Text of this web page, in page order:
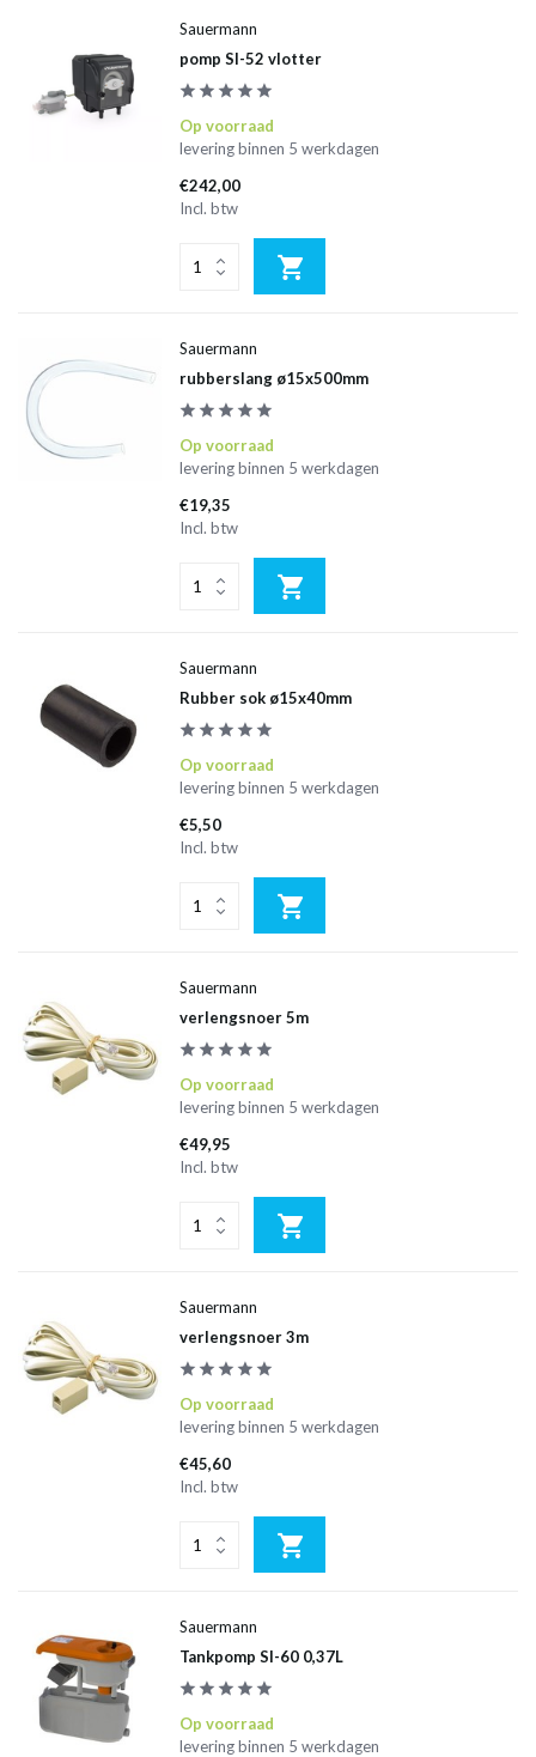
Sauermann
pomp SI-52 vlotter
Op voorraad
levering binnen 5 werkdagen
€242,00
Incl. btw
Sauermann
rubberslang ø15x500mm
Op voorraad
levering binnen 5 werkdagen
€19,35
Incl. btw
Sauermann
Rubber sok ø15x40mm
Op voorraad
levering binnen 5 werkdagen
€5,50
Incl. btw
Sauermann
verlengsnoer 5m
Op voorraad
levering binnen 5 werkdagen
€49,95
Incl. btw
Sauermann
verlengsnoer 3m
Op voorraad
levering binnen 5 werkdagen
€45,60
Incl. btw
Sauermann
Tankpomp SI-60 0,37L
Op voorraad
levering binnen 5 werkdagen